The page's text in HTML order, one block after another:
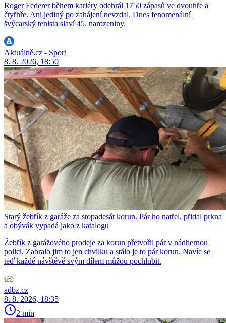
Roger Federer během kariéry odehrál 1750 zápasů ve dvouhře a
čtyřhře. Ani jediný po zahájení nevzdal. Dnes fenomenální
švýcarský tenista slaví 45. narozeniny.
Aktuálně.cz - Sport
8. 8. 2026, 18:50
Starý žebřík z garáže za stopadesát korun. Pár ho natřel, přidal prkna
a obývák vypadá jako z katalogu
Žebřík z garážového prodeje za korun přetvořil pár v nádhernou
polici. Zabralo jim to jen chvilku a stálo je to pár korun. Navíc se
teď každé návštěvě svým dílem můžou pochlubit.
adbz.cz
8. 8. 2026, 18:35
2 min